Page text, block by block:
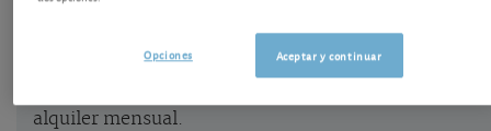
Tras nuestra actualización de precios de venta y
alquiler para plazas de garaje en la ciudad de
Valencia, de junio de 2020, le mostramos una lista
alquiler mensual.
Aceptar y continuar
Opciones